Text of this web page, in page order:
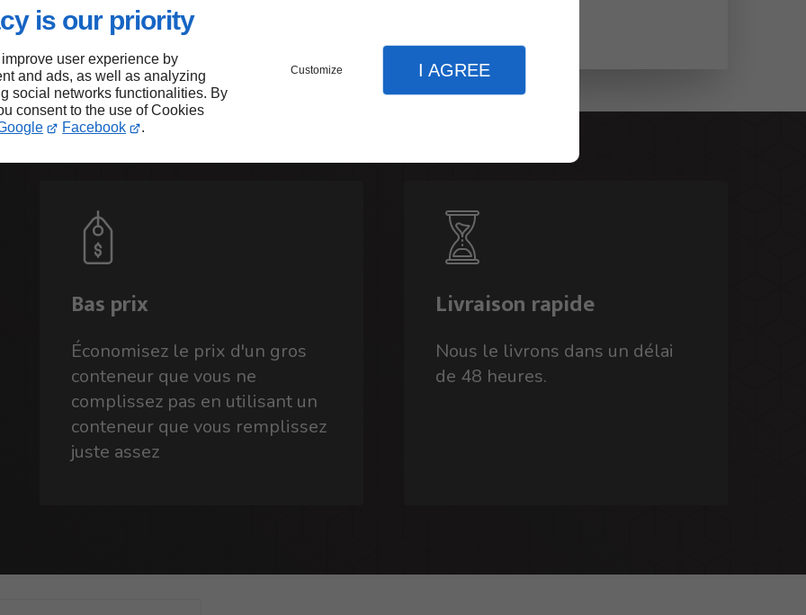
is our priority
user experience by
and ads, as well as analyzing
social networks functionalities. By
consent to the use of Cookies
Facebook .
Customize I AGREE
Bas prix
Économisez le prix d'un gros
conteneur que vous ne
complissez pas en utilisant un
conteneur que vous remplissez
juste assez
Livraison rapide
Nous le livrons dans un délai
de 48 heures.